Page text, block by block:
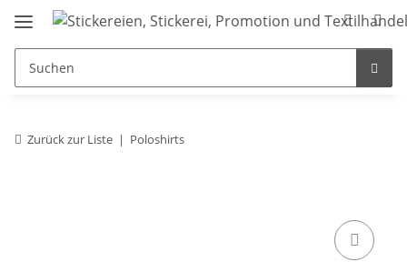
Zurück zur Liste Poloshirts